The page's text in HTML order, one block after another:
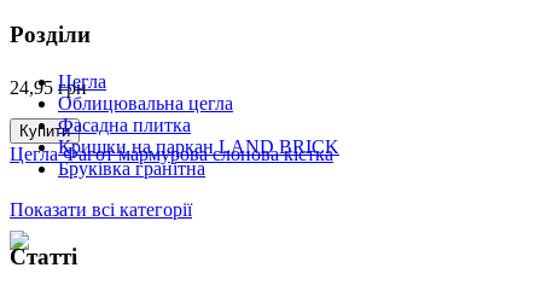
24,95 грн
Купити
Цегла Фагот мармурова слонова кістка
Розділи
Цегла
Облицювальна цегла
Фасадна плитка
Кришки на паркан LAND BRICK
Бруківка гранітна
Показати всі категорії
Статті